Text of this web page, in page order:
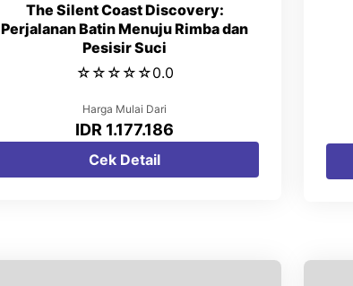
The Silent Coast Discovery:
Perjalanan Batin Menuju Rimba dan
Pesisir Suci
☆ ☆ ☆ ☆ ☆0.0
Harga Mulai Dari
IDR 1.177.186
Cek Detail